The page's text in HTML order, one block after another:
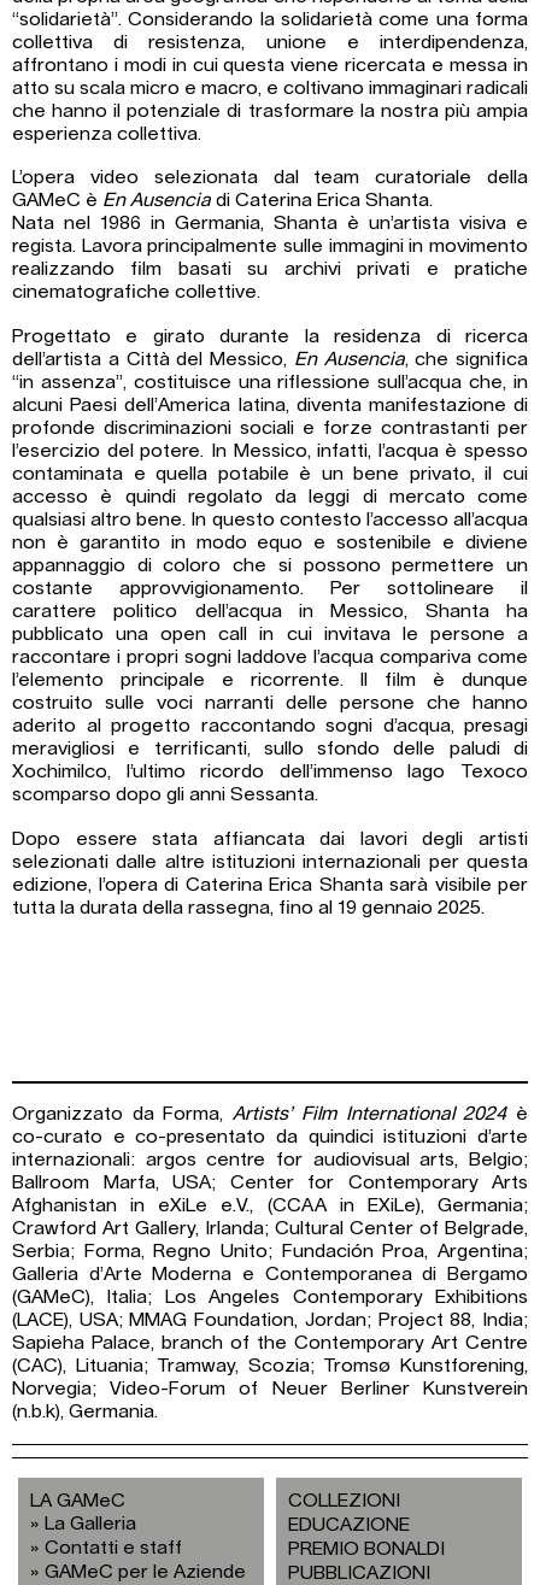
“solidarietà”. Considerando la solidarietà come una forma
collettiva di resistenza, unione e interdipendenza,
affrontano i modi in cui questa viene ricercata e messa in
atto su scala micro e macro, e coltivano immaginari radicali
che hanno il potenziale di trasformare la nostra più ampia
esperienza collettiva.
L’opera video selezionata dal team curatoriale della
GAMeC è En Ausencia di Caterina Erica Shanta.
Nata nel 1986 in Germania, Shanta è un’artista visiva e
regista. Lavora principalmente sulle immagini in movimento
realizzando film basati su archivi privati e pratiche
cinematografiche collettive.
Progettato e girato durante la residenza di ricerca
dell’artista a Città del Messico, En Ausencia, che significa
“in assenza”, costituisce una riflessione sull’acqua che, in
alcuni Paesi dell’America latina, diventa manifestazione di
profonde discriminazioni sociali e forze contrastanti per
l’esercizio del potere. In Messico, infatti, l’acqua è spesso
contaminata e quella potabile è un bene privato, il cui
accesso è quindi regolato da leggi di mercato come
qualsiasi altro bene. In questo contesto l’accesso all’acqua
non è garantito in modo equo e sostenibile e diviene
appannaggio di coloro che si possono permettere un
costante approvvigionamento. Per sottolineare il
carattere politico dell’acqua in Messico, Shanta ha
pubblicato una open call in cui invitava le persone a
raccontare i propri sogni laddove l’acqua compariva come
l’elemento principale e ricorrente. Il film è dunque
costruito sulle voci narranti delle persone che hanno
aderito al progetto raccontando sogni d’acqua, presagi
meravigliosi e terrificanti, sullo sfondo delle paludi di
Xochimilco, l’ultimo ricordo dell’immenso lago Texoco
scomparso dopo gli anni Sessanta.
Dopo essere stata affiancata dai lavori degli artisti
selezionati dalle altre istituzioni internazionali per questa
edizione, l’opera di Caterina Erica Shanta sarà visibile per
tutta la durata della rassegna, fino al 19 gennaio 2025.
Organizzato da Forma,Artists’ Film International 2024 è
co-curato e co-presentato da quindici istituzioni d’arte
internazionali: argos centre for audiovisual arts, Belgio;
Ballroom Marfa, USA; Center for Contemporary Arts
Afghanistan in eXiLe e.V., (CCAA in EXiLe), Germania;
Crawford Art Gallery, Irlanda; Cultural Center of Belgrade,
Serbia; Forma, Regno Unito; Fundación Proa, Argentina;
Galleria d’Arte Moderna e Contemporanea di Bergamo
(GAMeC), Italia; Los Angeles Contemporary Exhibitions
(LACE), USA; MMAG Foundation, Jordan; Project 88, India;
Sapieha Palace, branch of the Contemporary Art Centre
(CAC), Lituania; Tramway, Scozia; Tromsø Kunstforening,
Norvegia; Video-Forum of Neuer Berliner Kunstverein
(n.b.k), Germania.
LA GAMeC
La Galleria
Contatti e staff
GAMeC per le Aziende
COLLEZIONI
EDUCAZIONE
PREMIO BONALDI
PUBBLICAZIONI